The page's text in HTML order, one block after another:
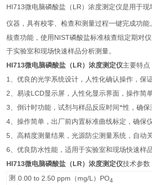
HI713微电脑磷酸盐（ LR ）浓度测定仪是用于
仪器，具有校零、检查和测量过程一键完成功能
核查功能，使用 NIST磷酸盐标准核查组定期对
于实验室和现场快速样品分析测量。
HI713微电脑磷酸盐（LR）浓度测定仪主要特点
1 、优良的光学系统设计，人性化确认操作，保
2 、易读LCD显示屏，人性化显示界面，操作简
3 、倒计时功能，试剂与样品反应时间*性，确保
4 、操作简单，出厂前内置标准曲线标定，确保
5 、高精度测量结果，光源防尘测量系统，自动
6 、优良防水性能，适用于实验室和现场快速样
HI713微电脑磷酸盐（LR）浓度测定仪技术参数
测 0.00 to 2.50 ppm （ mg/L ） PO4